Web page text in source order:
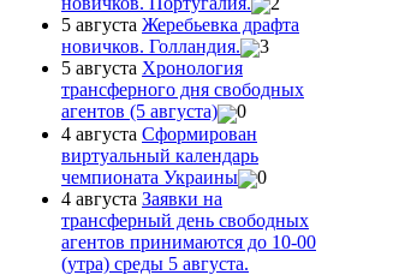
5 августа Жеребьевка драфта
новичков. Голландия.
3
5 августа Хронология
трансферного дня свободных
агентов (5 августа)
0
4 августа Сформирован
виртуальный календарь
чемпионата Украины
0
4 августа Заявки на
трансферный день свободных
агентов принимаются до 10-00
(утра) среды 5 августа.